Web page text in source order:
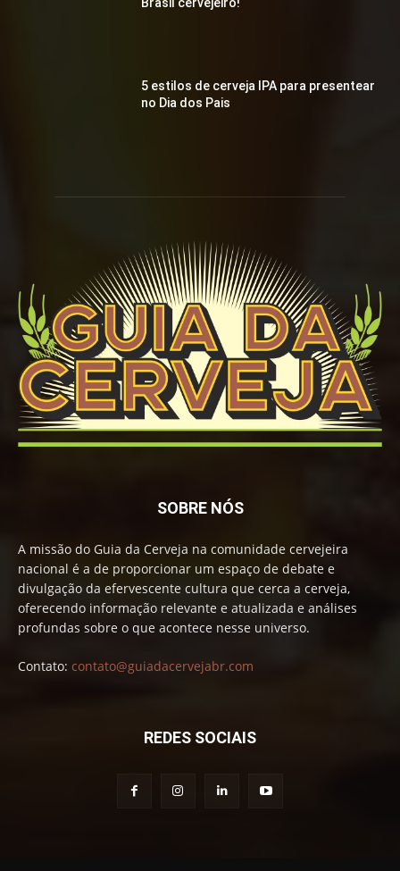
5 estilos de cerveja IPA para presentear
no Dia dos Pais
SOBRE NÓS
A missão do Guia da Cerveja na comunidade cervejeira
nacional é a de proporcionar um espaço de debate e
divulgação da efervescente cultura que cerca a cerveja,
oferecendo informação relevante e atualizada e análises
profundas sobre o que acontece nesse universo.
Contato: contato@guiadacervejabr.com
REDES SOCIAIS